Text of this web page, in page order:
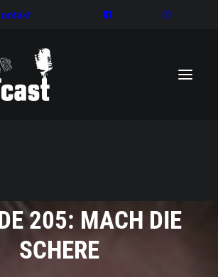
205: MACH DIE
SCHERE